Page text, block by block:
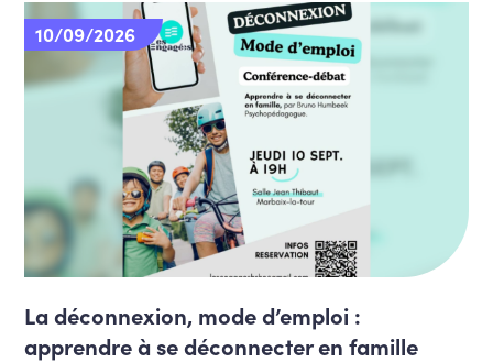
10/09/2026
La déconnexion, mode d’emploi :
apprendre à se déconnecter en famille